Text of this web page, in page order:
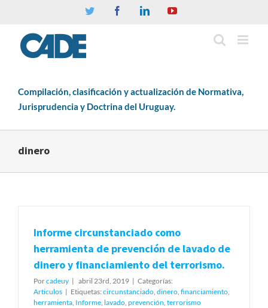
Twitter FacebookLinkedinYouTube
Compilación, clasificación y actualización de Normativa,
Jurisprudencia y Doctrina del Uruguay.
dinero
Informe circunstanciado como
herramienta de prevención de lavado de
dinero y financiamiento del terrorismo.
Porcadeuy | abril 23rd, 2019 | Categorías:
Articulos | Etiquetas: circunstanciado, dinero, financiamiento,
herramienta, Informe, lavado, prevención, terrorismo